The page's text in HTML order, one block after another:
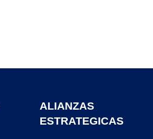
ALIANZAS
ESTRATEGICAS